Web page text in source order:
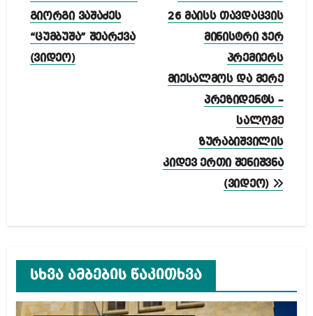
ნავიგაცია
გიორგი ვაშაძეს
“ცუმბუშა” შეარქვა
(ვიდეო)
26 მაისს თავდაცვის
მინისტრი ჯერ
პრემიერს
მიესალმოს და მერე
პრეზიდენტს –
სალომე
ზურაბიშვილის
კიდევ ერთი შენიშვნა
(ვიდეო)
სხვა ამბების წაკითხვა